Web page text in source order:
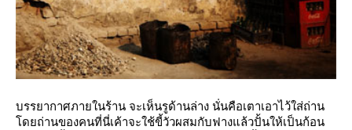
บรรยากาศภายในร้าน จะเห็นรูด้านล่าง นั่นคือเตาเอาไว้ใส่ถ่าน
ดยถ่านของคนที่นี่เค้าจะใช้ขี้วัวผสมกับฟางแล้วปั้นให้เป็นก้อน